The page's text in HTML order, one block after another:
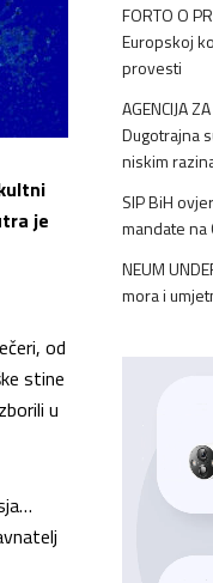
je
od
stine
u
FORTO O
Europskoj
provesti
AGENCIJA
Dugotrajna
niskim
SIP BiH
mandate na
NEUM
mora i